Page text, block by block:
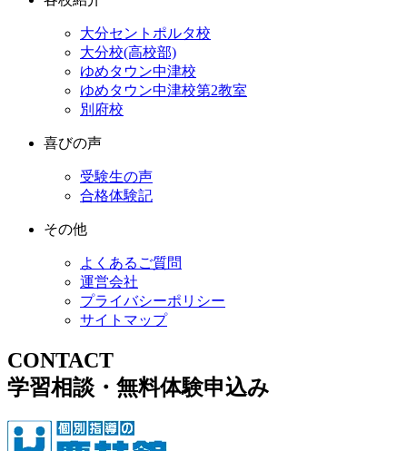
大分セントポルタ校
大分校(高校部)
ゆめタウン中津校
ゆめタウン中津校第2教室
別府校
喜びの声
受験生の声
合格体験記
その他
よくあるご質問
運営会社
プライバシーポリシー
サイトマップ
CONTACT
学習相談・無料体験申込み